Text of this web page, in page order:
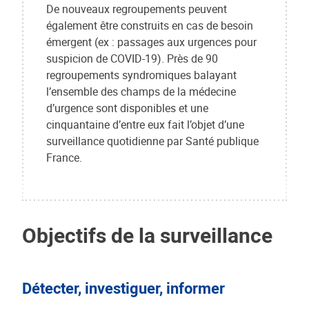
De nouveaux regroupements peuvent
également être construits en cas de besoin
émergent (ex : passages aux urgences pour
suspicion de COVID-19). Près de 90
regroupements syndromiques balayant
l’ensemble des champs de la médecine
d’urgence sont disponibles et une
cinquantaine d’entre eux fait l’objet d’une
surveillance quotidienne par Santé publique
France.
Objectifs de la surveillance
Détecter, investiguer, informer